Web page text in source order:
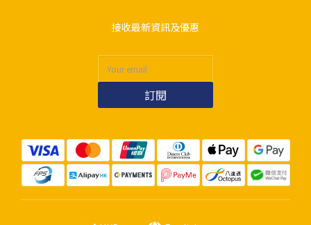
接收最新資訊及優惠
訂閱